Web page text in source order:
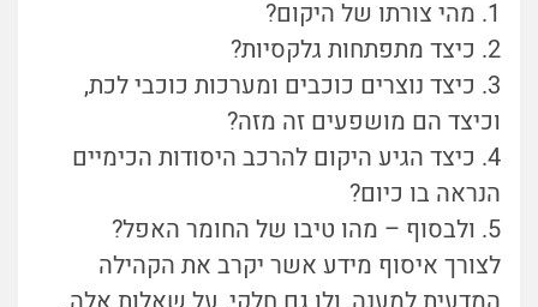
1. מהי צורתו של היקום?
2. כיצד מתפתחות גלקסיות?
3. כיצד נוצרים כוכבים ומערכות כוכבי לכת,
וכיצד הם מושפעים זה מזה?
4. כיצד הגיע היקום להרכב היסודות הכימיים
הנראה בו כיום?
5. ולבסוף – מהו טיבו של החומר האפל?
לצורך איסוף מידע אשר יקרב את הקהילה